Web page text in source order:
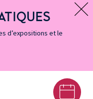
d’expositions et le